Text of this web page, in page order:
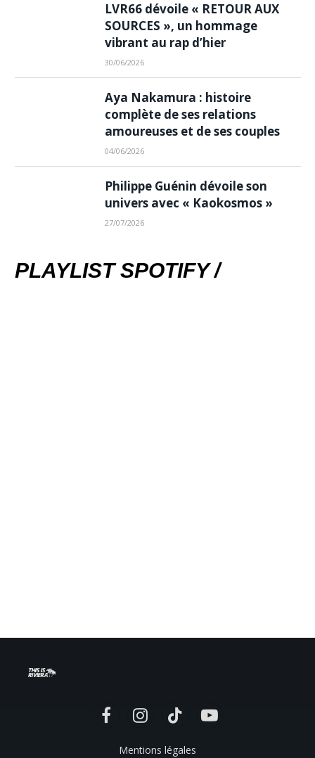
LVR66 dévoile « RETOUR AUX
SOURCES », un hommage
vibrant au rap d’hier
30/06/2026
Aya Nakamura : histoire
complète de ses relations
amoureuses et de ses couples
04/06/2026
Philippe Guénin dévoile son
univers avec « Kaokosmos »
27/07/2026
PLAYLIST SPOTIFY /
FacebookInstagramTikTok YouTube
Mentions légales